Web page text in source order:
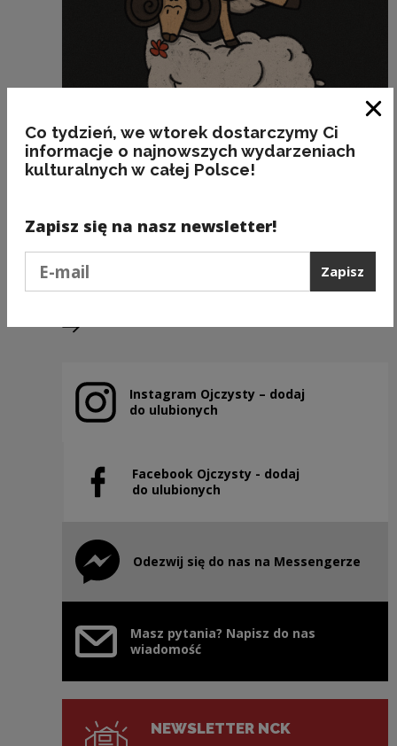
Kategorie:semantyka, starocia, zwierzęta
Następny slajd
Instagram Ojczysty – dodaj
do ulubionych
Uwaga, link zostanie otwarty w nowym oknie
Facebook Ojczysty - dodaj
do ulubionych
Uwaga, link zostanie otwarty w nowym oknie
Odezwij się do nas na Messengerze
Uwaga, link zostanie otwarty w nowym oknie
Masz pytania? Napisz do nas
wiadomość
NEWSLETTER NCK
Co tydzień, we wtorek dostarczymy Ci
informacje o najnowszych wydarzeniach
kulturalnych w całej Polsce!
Zapisz się na nasz newsletter!
Zapisz